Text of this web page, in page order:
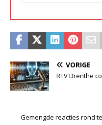
VORIGE
RTV Drenthe
Gemengde reacties rond